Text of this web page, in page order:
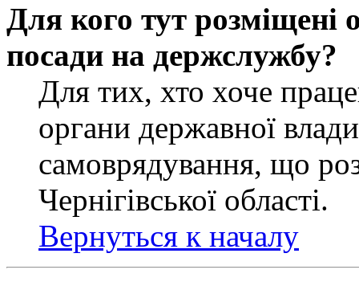
Для кого тут розміщені
посади на держслужбу?
Для тих, хто хоче
органи державної
самоврядування, що
Чернігівської області.
Вернуться к началу